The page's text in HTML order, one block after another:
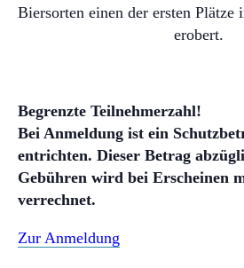
Biersorten einen der ersten
erobert.
Begrenzte Teilnehmerzahl!
Bei Anmeldung ist ein
entrichten. Dieser Betrag
Gebühren wird bei Erscheinen
verrechnet.
Zur Anmeldung